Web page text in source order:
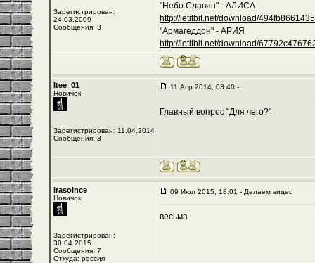
Зарегистрирован:
24.03.2009
Сообщения: 3
"Небо Славян" - АЛИСА
http://letitbit.net/download/
"Армагеддон" - АРИЯ
http://letitbit.net/download/
Itee_01
Новичок
Зарегистрирован: 11.04.2014
Сообщения: 3
11 Апр 2014, 03:40 -
Главный вопрос "Для чего?"
irasolnce
Новичок
Зарегистрирован:
30.04.2015
Сообщения: 7
Откуда: россия
09 Июл 2015, 18:01 - Делаем видео
весьма